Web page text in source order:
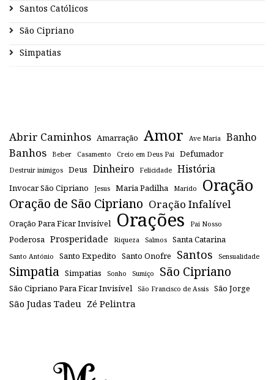
Santos Católicos
São Cipriano
Simpatias
Abrir Caminhos Amarração Amor Ave Maria Banho
Banhos Beber Casamento Creio em Deus Pai Defumador
Destruir inimigos Deus Dinheiro Felicidade História
Invocar São Cipriano Jesus Maria Padilha Marido Oração
Oração de São Cipriano Oração Infalível
Oração Para Ficar Invisível Orações Pai Nosso
Poderosa Prosperidade Riqueza Salmos Santa Catarina
Santo António Santo Expedito Santo Onofre Santos Sensualidade
Simpatia Simpatias Sonho Sumiço São Cipriano
São Cipriano Para Ficar Invisível São Francisco de Assis São Jorge
São Judas Tadeu Zé Pelintra